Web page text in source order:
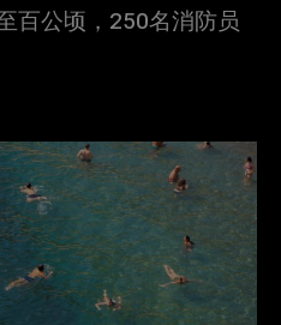
百公顷，250名消防员